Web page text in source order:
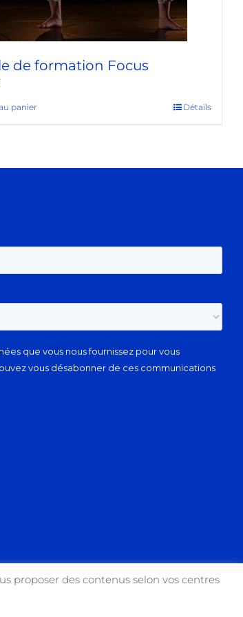
de formation Focus
panier Détails
proposer des contenus selon vos centres